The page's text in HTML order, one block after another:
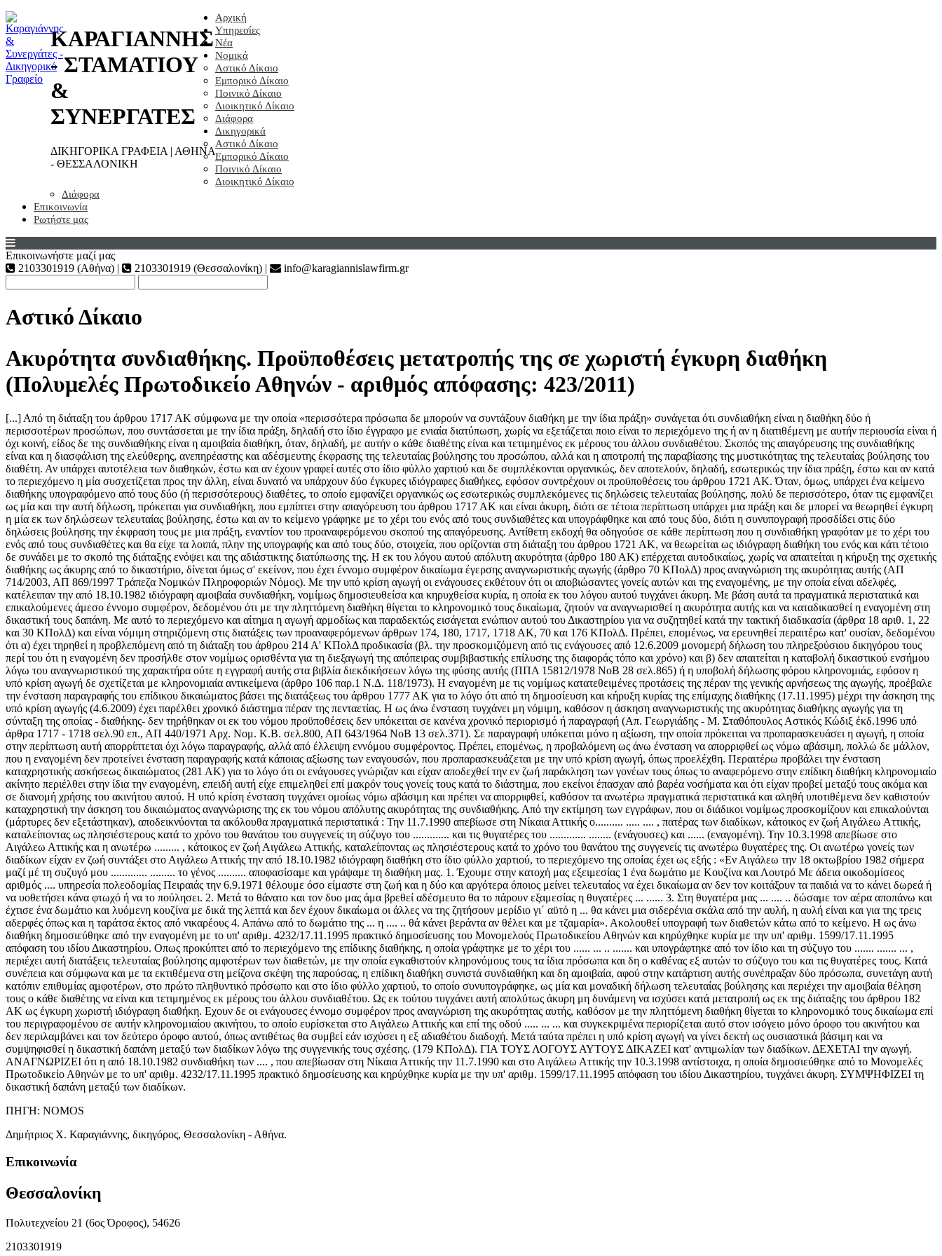
ΚΑΡΑΓΙΑΝΝΗΣ
- ΣΤΑΜΑΤΙΟΥ
&
ΣΥΝΕΡΓΑΤΕΣ
ΔΙΚΗΓΟΡΙΚΑ ΓΡΑΦΕΙΑ | ΑΘΗΝΑ
- ΘΕΣΣΑΛΟΝΙΚΗ
Αρχική
Υπηρεσίες
Νέα
Νομικά
Αστικό Δίκαιο
Εμπορικό Δίκαιο
Ποινικό Δίκαιο
Διοικητικό Δίκαιο
Διάφορα
Δικηγορικά
Αστικό Δίκαιο
Εμπορικό Δίκαιο
Ποινικό Δίκαιο
Διοικητικό Δίκαιο
Διάφορα
Επικοινωνία
Ρωτήστε μας
Επικοινωνήστε μαζί μας
2103301919 (Αθήνα) |
2103301919 (Θεσσαλονίκη) | info@karagiannislawfirm.gr
Αστικό Δίκαιο
Ακυρότητα συνδιαθήκης. Προϋποθέσεις μετατροπής της σε χωριστή έγκυρη διαθήκη
(Πολυμελές Πρωτοδικείο Αθηνών - αριθμός απόφασης: 423/2011)
[...] Από τη διάταξη του άρθρου 1717 ΑΚ σύμφωνα με την οποία «περισσότερα πρόσωπα δε μπορούν να συντάξουν διαθήκη με την ίδια πράξη» συνάγεται ότι συνδιαθήκη είναι η διαθήκη δύο ή περισσοτέρων προσώπων, που συντάσσεται με την ίδια πράξη, δηλαδή στο ίδιο έγγραφο με ενιαία διατύπωση, χωρίς να εξετάζεται ποιο είναι το περιεχόμενο της ή αν η διατιθέμενη με αυτήν περιουσία είναι ή όχι κοινή, είδος δε της συνδιαθήκης είναι η αμοιβαία διαθήκη, όταν, δηλαδή, με αυτήν ο κάθε διαθέτης είναι και τετιμημένος εκ μέρους του άλλου συνδιαθέτου. Σκοπός της απαγόρευσης της συνδιαθήκης είναι και η διασφάλιση της ελεύθερης, ανεπηρέαστης και αδέσμευτης έκφρασης της τελευταίας βούλησης του προσώπου, αλλά και η αποτροπή της παραβίασης της μυστικότητας της τελευταίας βούλησης του διαθέτη. Αν υπάρχει αυτοτέλεια των διαθηκών, έστω και αν έχουν γραφεί αυτές στο ίδιο φύλλο χαρτιού και δε συμπλέκονται οργανικώς, δεν αποτελούν, δηλαδή, εσωτερικώς την ίδια πράξη, έστω και αν κατά το περιεχόμενο η μία συσχετίζεται προς την άλλη, είναι δυνατό να υπάρχουν δύο έγκυρες ιδιόγραφες διαθήκες, εφόσον συντρέχουν οι προϋποθέσεις του άρθρου 1721 ΑΚ. Όταν, όμως, υπάρχει ένα κείμενο διαθήκης υπογραφόμενο από τους δύο (ή περισσότερους) διαθέτες, το οποίο εμφανίζει οργανικώς ως εσωτερικώς συμπλεκόμενες τις δηλώσεις τελευταίας βούλησης, πολύ δε περισσότερο, όταν τις εμφανίζει ως μία και την αυτή δήλωση, πρόκειται για συνδιαθήκη, που εμπίπτει στην απαγόρευση του άρθρου 1717 ΑΚ και είναι άκυρη, διότι σε τέτοια περίπτωση υπάρχει μια πράξη και δε μπορεί να θεωρηθεί έγκυρη η μία εκ των δηλώσεων τελευταίας βούλησης, έστω και αν το κείμενο γράφηκε με το χέρι του ενός από τους συνδιαθέτες και υπογράφθηκε και από τους δύο, διότι η συνυπογραφή προσδίδει στις δύο δηλώσεις βούλησης την έκφραση τους με μια πράξη, εναντίον του προαναφερόμενου σκοπού της απαγόρευσης. Αντίθετη εκδοχή θα οδηγούσε σε κάθε περίπτωση που η συνδιαθήκη γραφόταν με το χέρι του ενός από τους συνδιαθέτες και θα είχε τα λοιπά, πλην της υπογραφής και από τους δύο, στοιχεία, που ορίζονται στη διάταξη του άρθρου 1721 ΑΚ, να θεωρείται ως ιδιόγραφη διαθήκη του ενός και κάτι τέτοιο δε συνάδει με το σκοπό της διάταξης ενόψει και της αδιάστικτης διατύπωσης της. Η εκ του λόγου αυτού απόλυτη ακυρότητα (άρθρο 180 ΑΚ) επέρχεται αυτοδικαίως, χωρίς να απαιτείται η κήρυξη της σχετικής διαθήκης ως άκυρης από το δικαστήριο, δίνεται όμως σ' εκείνον, που έχει έννομο συμφέρον δικαίωμα έγερσης αναγνωριστικής αγωγής (άρθρο 70 ΚΠολΔ) προς αναγνώριση της ακυρότητας αυτής (ΑΠ 714/2003, ΑΠ 869/1997 Τράπεζα Νομικών Πληροφοριών Νόμος). Με την υπό κρίση αγωγή οι ενάγουσες εκθέτουν ότι οι αποβιώσαντες γονείς αυτών και της εναγομένης, με την οποία είναι αδελφές, κατέλειπαν την από 18.10.1982 ιδιόγραφη αμοιβαία συνδιαθήκη, νομίμως δημοσιευθείσα και κηρυχθείσα κυρία, η οποία εκ του λόγου αυτού τυγχάνει άκυρη. Με βάση αυτά τα πραγματικά περιστατικά και επικαλούμενες άμεσο έννομο συμφέρον, δεδομένου ότι με την πληττόμενη διαθήκη θίγεται το κληρονομικό τους δικαίωμα, ζητούν να αναγνωρισθεί η ακυρότητα αυτής και να καταδικασθεί η εναγομένη στη δικαστική τους δαπάνη. Με αυτό το περιεχόμενο και αίτημα η αγωγή αρμοδίως και παραδεκτώς εισάγεται ενώπιον αυτού του Δικαστηρίου για να συζητηθεί κατά την τακτική διαδικασία (άρθρα 18 αριθ. 1, 22 και 30 ΚΠολΔ) και είναι νόμιμη στηριζόμενη στις διατάξεις των προαναφερόμενων άρθρων 174, 180, 1717, 1718 ΑΚ, 70 και 176 ΚΠολΔ. Πρέπει, επομένως, να ερευνηθεί περαιτέρω κατ' ουσίαν, δεδομένου ότι α) έχει τηρηθεί η προβλεπόμενη από τη διάταξη του άρθρου 214 Α' ΚΠολΔ προδικασία (βλ. την προσκομιζόμενη από τις ενάγουσες από 12.6.2009 μονομερή δήλωση του πληρεξούσιου δικηγόρου τους περί του ότι η εναγομένη δεν προσήλθε στον νομίμως ορισθέντα για τη διεξαγωγή της απόπειρας συμβιβαστικής επίλυσης της διαφοράς τόπο και χρόνο) και β) δεν απαιτείται η καταβολή δικαστικού ενσήμου λόγω του αναγνωριστικού της χαρακτήρα ούτε η εγγραφή αυτής στα βιβλία διεκδικήσεων λόγω της φύσης αυτής (ΠΠΑ 15812/1978 ΝοΒ 28 σελ.865) ή η υποβολή δήλωσης φόρου κληρονομιάς, εφόσον η υπό κρίση αγωγή δε σχετίζεται με κληρονομιαία αντικείμενα (άρθρο 106 παρ.1 Ν.Δ. 118/1973). Η εναγομένη με τις νομίμως κατατεθειμένες προτάσεις της πέραν της γενικής αρνήσεως της αγωγής, προέβαλε την ένσταση παραγραφής του επίδικου δικαιώματος βάσει της διατάξεως του άρθρου 1777 ΑΚ για το λόγο ότι από τη δημοσίευση και κήρυξη κυρίας της επίμαχης διαθήκης (17.11.1995) μέχρι την άσκηση της υπό κρίση αγωγής (4.6.2009) έχει παρέλθει χρονικό διάστημα πέραν της πενταετίας. Η ως άνω ένσταση τυγχάνει μη νόμιμη, καθόσον η άσκηση αναγνωριστικής της ακυρότητας διαθήκης αγωγής για τη σύνταξη της οποίας - διαθήκης- δεν τηρήθηκαν οι εκ του νόμου προϋποθέσεις δεν υπόκειται σε κανένα χρονικό περιορισμό ή παραγραφή (Απ. Γεωργιάδης - Μ. Σταθόπουλος Αστικός Κώδιξ έκδ.1996 υπό άρθρα 1717 - 1718 σελ.90 επ., ΑΠ 440/1971 Αρχ. Νομ. Κ.Β. σελ.800, ΑΠ 643/1964 ΝοΒ 13 σελ.371). Σε παραγραφή υπόκειται μόνο η αξίωση, την οποία πρόκειται να προπαρασκευάσει η αγωγή, η οποία στην περίπτωση αυτή απορρίπτεται όχι λόγω παραγραφής, αλλά από έλλειψη εννόμου συμφέροντος. Πρέπει, επομένως, η προβαλόμενη ως άνω ένσταση να απορριφθεί ως νόμω αβάσιμη, πολλώ δε μάλλον, που η εναγομένη δεν προτείνει ένσταση παραγραφής κατά κάποιας αξίωσης των εναγουσών, που προπαρασκευάζεται με την υπό κρίση αγωγή, όπως προελέχθη. Περαιτέρω προβάλει την ένσταση καταχρηστικής ασκήσεως δικαιώματος (281 ΑΚ) για το λόγο ότι οι ενάγουσες γνώριζαν και είχαν αποδεχθεί την εν ζωή παράκληση των γονέων τους όπως το αναφερόμενο στην επίδικη διαθήκη κληρονομιαίο ακίνητο περιέλθει στην ίδια την εναγομένη, επειδή αυτή είχε επιμεληθεί επί μακρόν τους γονείς τους κατά το διάστημα, που εκείνοι έπασχαν από βαρέα νοσήματα και ότι είχαν προβεί μεταξύ τους ακόμα και σε διανομή χρήσης του ακινήτου αυτού. Η υπό κρίση ένσταση τυγχάνει ομοίως νόμω αβάσιμη και πρέπει να απορριφθεί, καθόσον τα ανωτέρω πραγματικά περιστατικά και αληθή υποτιθέμενα δεν καθιστούν καταχρηστική την άσκηση του δικαιώματος αναγνώρισης της εκ του νόμου απόλυτης ακυρότητας της συνδιαθήκης. Από την εκτίμηση των εγγράφων, που οι διάδικοι νομίμως προσκομίζουν και επικαλούνται (μάρτυρες δεν εξετάστηκαν), αποδεικνύονται τα ακόλουθα πραγματικά περιστατικά : Την 11.7.1990 απεβίωσε στη Νίκαια Αττικής ο.......... ..... .... , πατέρας των διαδίκων, κάτοικος εν ζωή Αιγάλεω Αττικής, καταλείποντας ως πλησιέστερους κατά το χρόνο του θανάτου του συγγενείς τη σύζυγο του ............. και τις θυγατέρες του ............. ........ (ενάγουσες) και ...... (εναγομένη). Την 10.3.1998 απεβίωσε στο Αιγάλεω Αττικής και η ανωτέρω ......... , κάτοικος εν ζωή Αιγάλεω Αττικής, καταλείποντας ως πλησιέστερους κατά το χρόνο του θανάτου της συγγενείς τις ανωτέρω θυγατέρες της. Οι ανωτέρω γονείς των διαδίκων είχαν εν ζωή συντάξει στο Αιγάλεω Αττικής την από 18.10.1982 ιδιόγραφη διαθήκη στο ίδιο φύλλο χαρτιού, το περιεχόμενο της οποίας έχει ως εξής : «Εν Αιγάλεω την 18 οκτωβρίου 1982 σήμερα μαζί μέ τη συζυγό μου ............. ......... το γένος .......... αποφασίσαμε και γράψαμε τη διαθήκη μας. 1. Έχουμε στην κατοχή μας εξειμεσίας 1 ένα δωμάτιο με Κουζίνα και Λουτρό Με άδεια οικοδομίσεος αριθμός .... υπηρεσία πολεοδομίας Πειραιάς την 6.9.1971 θέλουμε όσο είμαστε στη ζωή και η δύο και αργότερα όποιος μείνει τελευταίος να έχει δικαίωμα αν δεν τον κοιτάξουν τα παιδιά να το κάνει δωρεά ή να υοθετήσει κάνα φτωχό ή να το πούλησει. 2. Μετά το θάνατο και τον δυο μας άμα βρεθεί αδέσμευτο θα το πάρουν εξαμεσίας η θυγατέρες ... ...... 3. Στη θυγατέρα μας ... .... .. δώσαμε τον αέρα αποπάνω και έχτισε ένα δωμάτιο και λυόμενη κουζίνα με δικά της λεπτά και δεν έχουν δικαίωμα οι άλλες να της ζητήσουν μερίδιο γι΄ αϋτό η ... θα κάνει μια σιδερένια σκάλα από την αυλή, η αυλή είναι και για της τρεις αδερφές όπως και η ταράτσα έκτος από νικαρέους 4. Απάνω από το δωμάτιο της ... η .... .. θά κάνει βεράντα αν θέλει και με τζαμαρία». Ακολουθεί υπογραφή των διαθετών κάτω από το κείμενο. Η ως άνω διαθήκη δημοσιεύθηκε από την εναγομένη με το υπ' αριθμ. 4232/17.11.1995 πρακτικό δημοσίευσης του Μονομελούς Πρωτοδικείου Αθηνών και κηρύχθηκε κυρία με την υπ' αριθμ. 1599/17.11.1995 απόφαση του ιδίου Δικαστηρίου. Οπως προκύπτει από το περιεχόμενο της επίδικης διαθήκης, η οποία γράφτηκε με το χέρι του ...... ... .. ....... και υπογράφτηκε από τον ίδιο και τη σύζυγο του ....... ....... ... , περιέχει αυτή διατάξεις τελευταίας βούλησης αμφοτέρων των διαθετών, με την οποία εγκαθιστούν κληρονόμους τους τα ίδια πρόσωπα και δη ο καθένας εξ αυτών το σύζυγο του και τις θυγατέρες τους. Κατά συνέπεια και σύμφωνα και με τα εκτιθέμενα στη μείζονα σκέψη της παρούσας, η επίδικη διαθήκη συνιστά συνδιαθήκη και δη αμοιβαία, αφού στην κατάρτιση αυτής συνέπραξαν δύο πρόσωπα, συνετάγη αυτή κατόπιν επιθυμίας αμφοτέρων, στο πρώτο πληθυντικό πρόσωπο και στο ίδιο φύλλο χαρτιού, το οποίο συνυπογράφηκε, ως μία και μοναδική δήλωση τελευταίας βούλησης και περιέχει την αμοιβαία θέληση τους ο κάθε διαθέτης να είναι και τετιμημένος εκ μέρους του άλλου συνδιαθέτου. Ως εκ τούτου τυγχάνει αυτή απολύτως άκυρη μη δυνάμενη να ισχύσει κατά μετατροπή ως εκ της διάταξης του άρθρου 182 ΑΚ ως έγκυρη χωριστή ιδιόγραφη διαθήκη. Εχουν δε οι ενάγουσες έννομο συμφέρον προς αναγνώριση της ακυρότητας αυτής, καθόσον με την πληττόμενη διαθήκη θίγεται το κληρονομικό τους δικαίωμα επί του περιγραφομένου σε αυτήν κληρονομιαίου ακινήτου, το οποίο ευρίσκεται στο Αιγάλεω Αττικής και επί της οδού ..... ... ... και συγκεκριμένα περιορίζεται αυτό στον ισόγειο μόνο όροφο του ακινήτου και δεν περιλαμβάνει και τον δεύτερο όροφο αυτού, όπως αντιθέτως θα συμβεί εάν ισχύσει η εξ αδιαθέτου διαδοχή. Μετά ταύτα πρέπει η υπό κρίση αγωγή να γίνει δεκτή ως ουσιαστικά βάσιμη και να συμψηφισθεί η δικαστική δαπάνη μεταξύ των διαδίκων λόγω της συγγενικής τους σχέσης. (179 ΚΠολΔ). ΓΙΑ ΤΟΥΣ ΛΟΓΟΥΣ ΑΥΤΟΥΣ ΔΙΚΑΖΕΙ κατ' αντιμωλίαν των διαδίκων. ΔΕΧΕΤΑΙ την αγωγή. ΑΝΑΓΝΩΡΙΖΕΙ ότι η από 18.10.1982 συνδιαθήκη των .... , που απεβίωσαν στη Νίκαια Αττικής την 11.7.1990 και στο Αιγάλεω Αττικής την 10.3.1998 αντίστοιχα, η οποία
ΠΗΓΗ: NOMOS
Δημήτριος Χ. Καραγιάννης, δικηγόρος, Θεσσαλονίκη - Αθήνα.
Επικοινωνία
Θεσσαλονίκη
Πολυτεχνείου 21 (6ος Όροφος), 54626
2103301919